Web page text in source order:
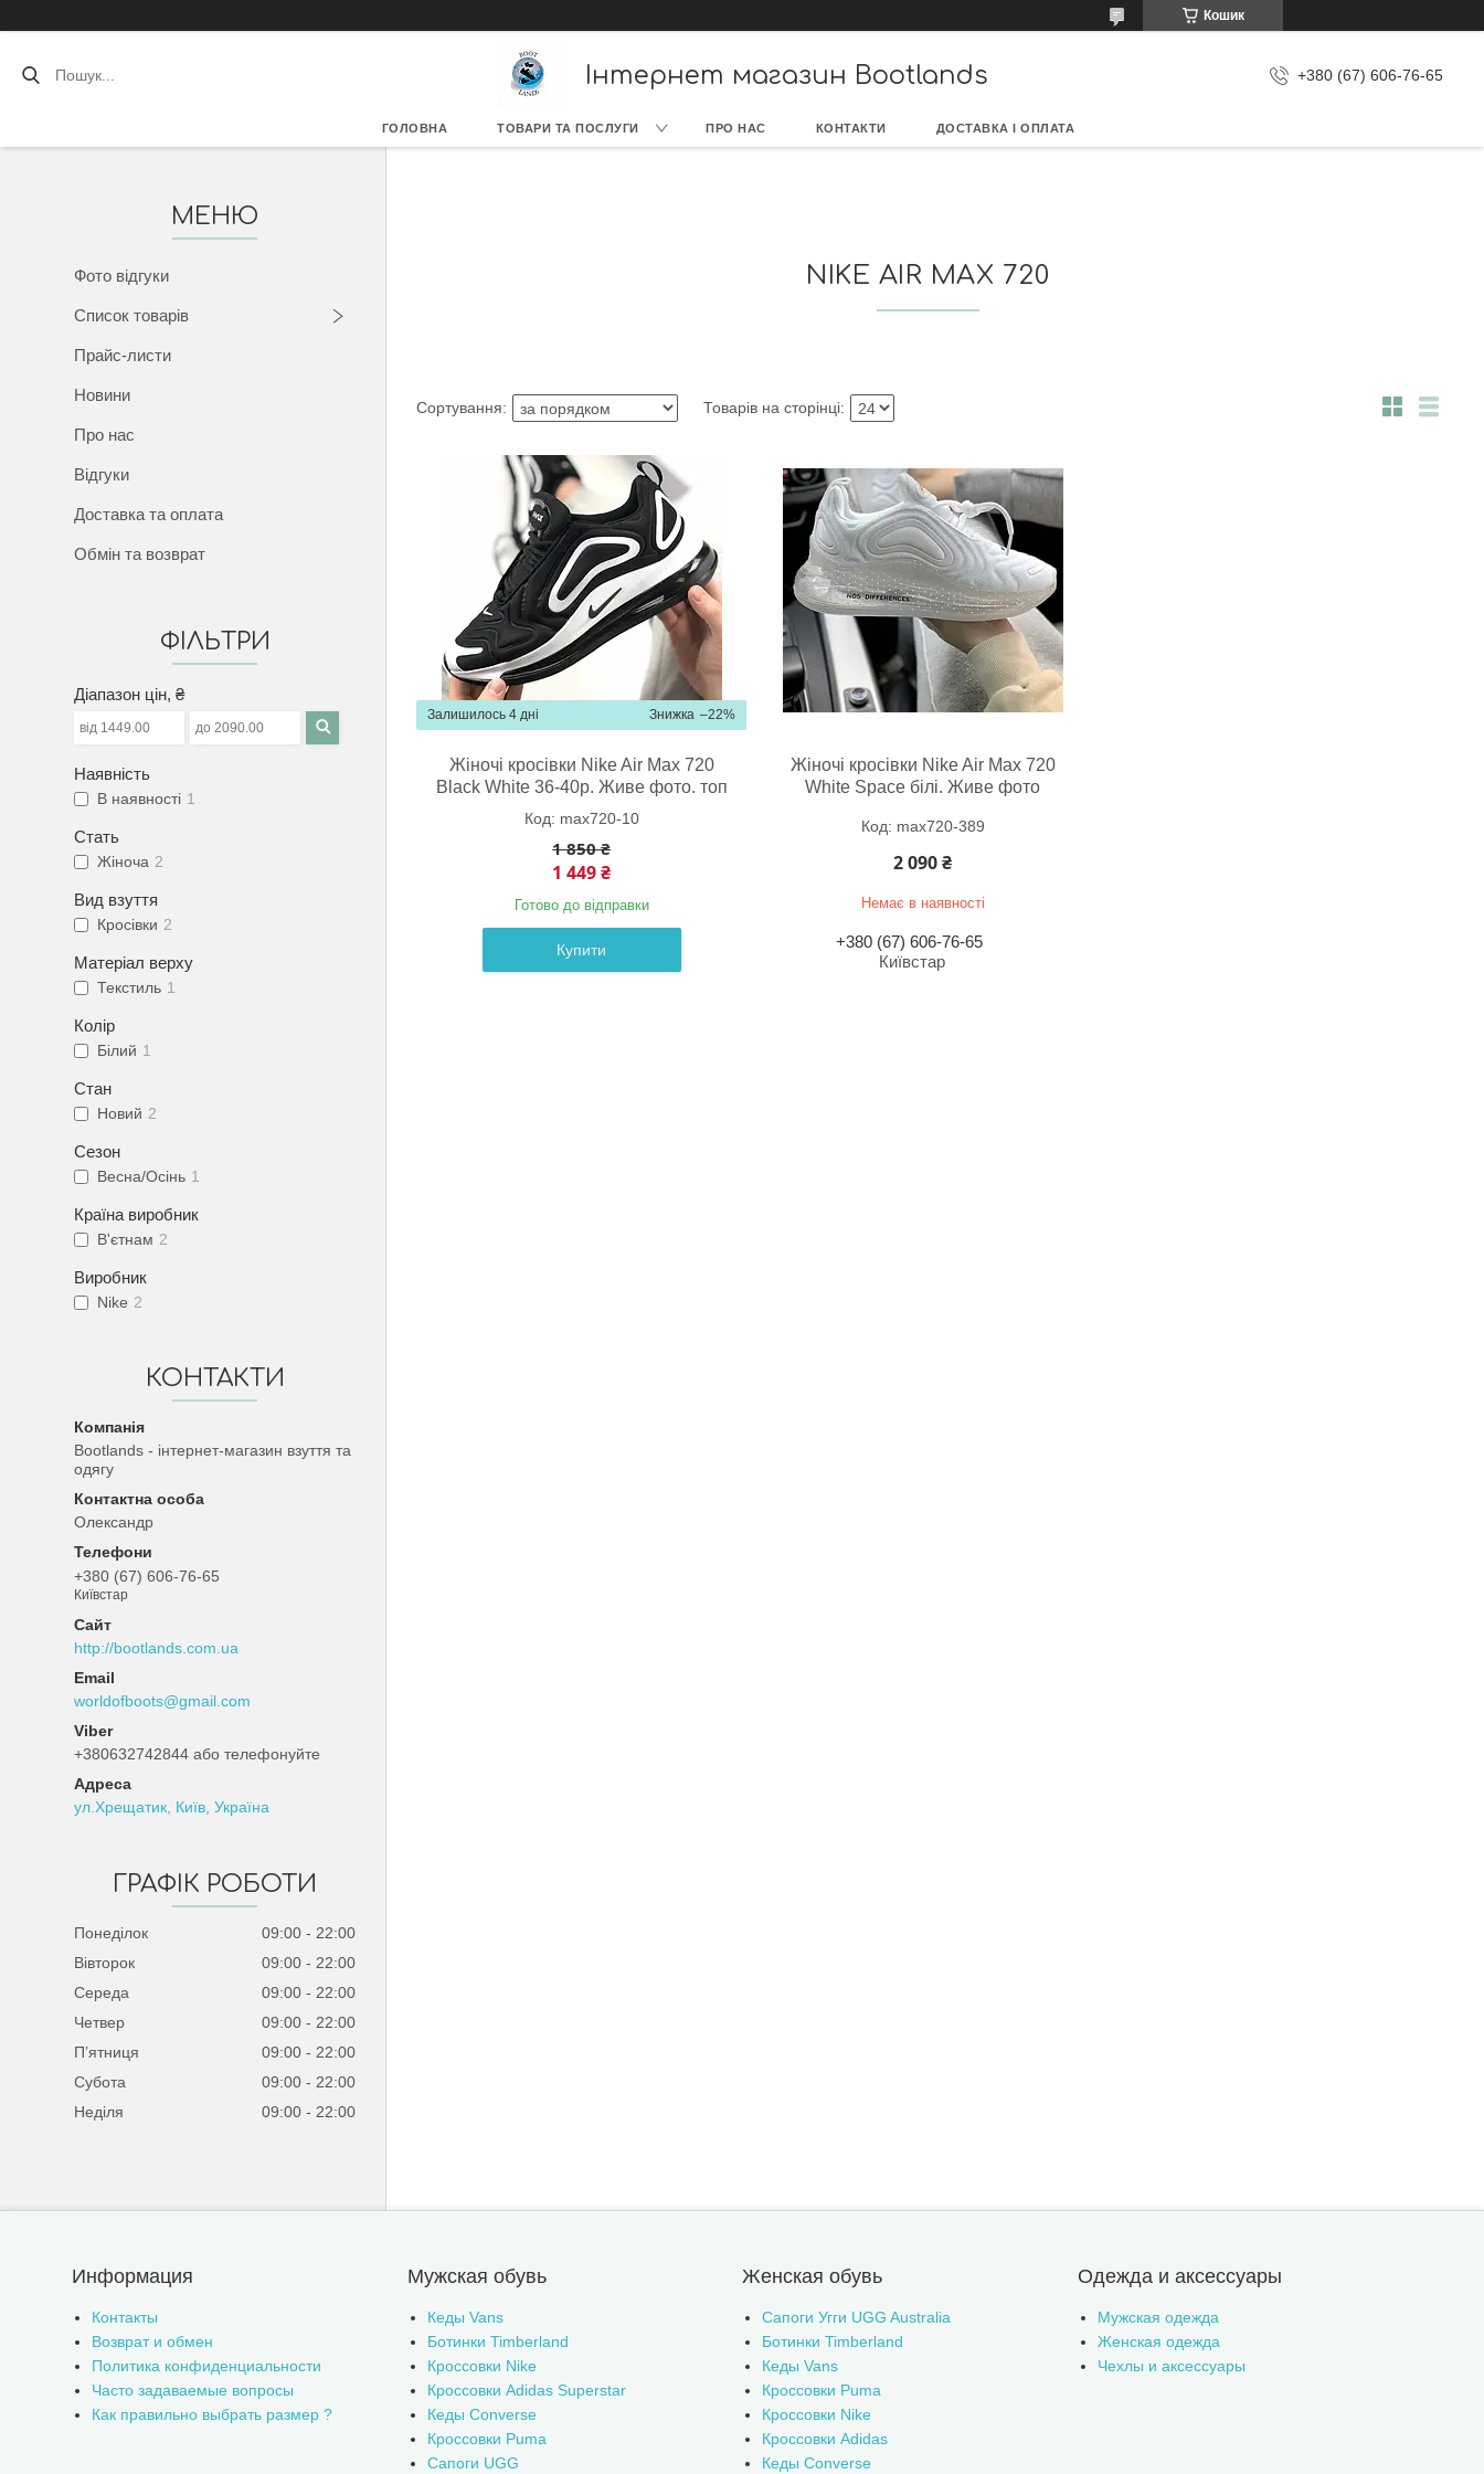
Кошик
Інтернет магазин Bootlands +380 (67) 606-76-65
ГОЛОВНА ТОВАРИ ТА ПОСЛУГИ ПРО НАС КОНТАКТИ ДОСТАВКА І ОПЛАТА
Фото відгуки
Список товарів
Прайс-листи
Новини
Про нас
Відгуки
Доставка та оплата
Обмін та возврат
ФІЛЬТРИ
Діапазон цін, ₴
Наявність
В наявності 1
Стать
Жіноча 2
Вид взуття
Кросівки 2
Матеріал верху
Текстиль 1
Колір
Білий 1
Стан
Новий 2
Сезон
Весна/Осінь 1
Країна виробник
В'єтнам 2
Виробник
Nike 2
КОНТАКТИ
Bootlands - інтернет-магазин взуття та
одягу
Олександр
+380 (67) 606-76-65
Київстар
http://bootlands.com.ua
worldofboots@gmail.com
+380632742844 або телефонуйте
ул.Хрещатик, Київ, Україна
ГРАФІК РОБОТИ
Понеділок 09:00
22:00
Вівторок
09:00
22:00
Середа
09:00
22:00
Четвер
09:00
22:00
Пʼятниця
09:00
22:00
Субота
09:00
22:00
Неділя
09:00 22:00
NIKE AIR MAX 720
–22%
Залишилось 4 дні
Жіночі кросівки Nike Air Max 720
Black White 36-40р. Живе фото. топ
max720-10
1 850 ₴
1 449 ₴
Готово до відправки
Купити
Жіночі кросівки Nike Air Max 720
White Space білі. Живе фото
max720-389
2 090 ₴
Немає в наявності
+380 (67) 606-76-65
Київстар
Информация
Контакты
Возврат и обмен
Политика конфиденциальности
Часто задаваемые вопросы
Как правильно выбрать размер ?
Мужская обувь
Кеды Vans
Ботинки Timberland
Кроссовки Nike
Кроссовки Adidas Superstar
Кеды Converse
Кроссовки Puma
Сапоги UGG
Женская обувь
Сапоги Угги UGG Australia
Ботинки Timberland
Кеды Vans
Кроссовки Puma
Кроссовки Nike
Кроссовки Adidas
Кеды Converse
Одежда и аксессуары
Мужская одежда
Женская одежда
Чехлы и аксессуары